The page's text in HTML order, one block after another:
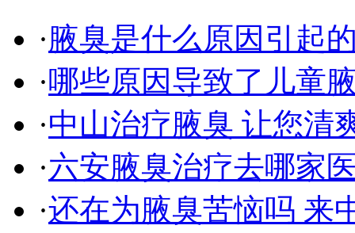
·腋臭是什么原因引起
·哪些原因导致了儿童
·中山治疗腋臭 让您清
·六安腋臭治疗去哪家
·还在为腋臭苦恼吗 来